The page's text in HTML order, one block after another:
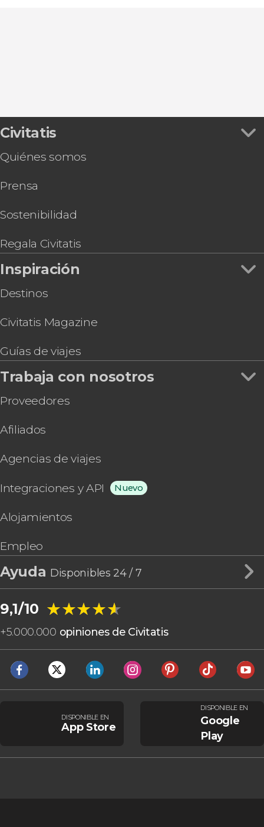
9


2.251 opiniones
Civitatis
Quiénes somos
Prensa
Sostenibilidad
Regala Civitatis
Inspiración
Destinos
Civitatis Magazine
Guías de viajes
Trabaja con nosotros
Proveedores
Afiliados
Agencias de viajes
Integraciones y API Nuevo
Alojamientos
Empleo
Ayuda Disponibles 24 / 7
9,1/10 ★★★★★
★★★★★
+5.000.000 opiniones de Civitatis
DISPONIBLE EN
App Store
DISPONIBLE EN
Google
Play